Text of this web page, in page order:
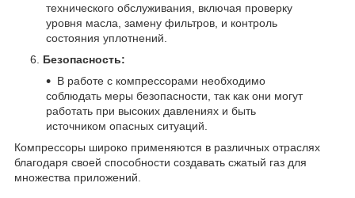
технического обслуживания, включая проверку
уровня масла, замену фильтров, и контроль
состояния уплотнений.
Безопасность:
В работе с компрессорами необходимо
соблюдать меры безопасности, так как они могут
работать при высоких давлениях и быть
источником опасных ситуаций.
Компрессоры широко применяются в различных отраслях
благодаря своей способности создавать сжатый газ для
множества приложений.